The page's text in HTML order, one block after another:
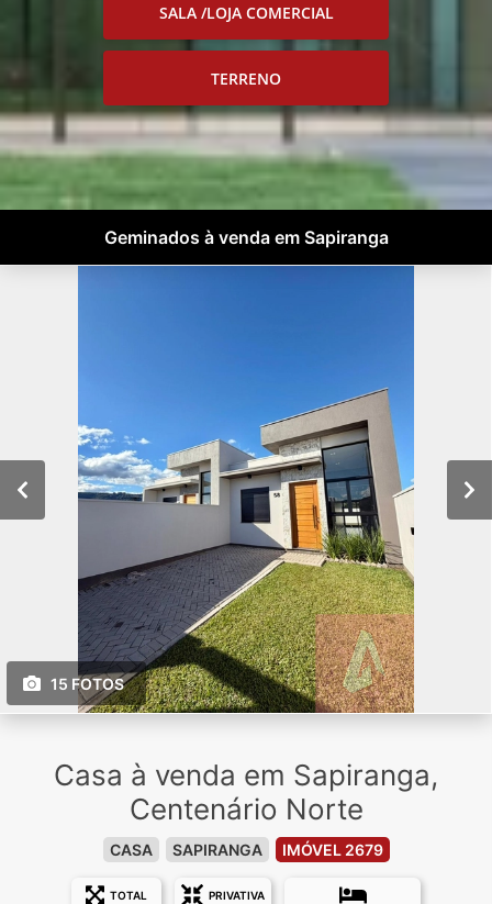
SALA /LOJA COMERCIAL
TERRENO
Geminados à venda em Sapiranga
15 FOTOS
Casa à venda em Sapiranga,
Centenário Norte
CASA SAPIRANGA IMÓVEL 2679
TOTAL PRIVATIVA